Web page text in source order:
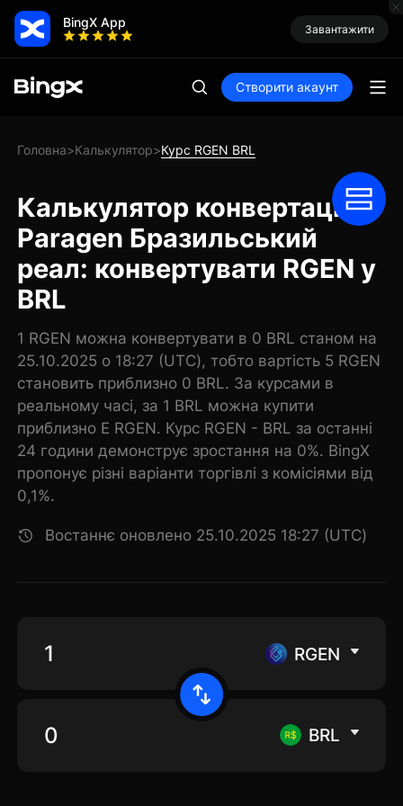
BingX App Завантажити
Створити акаунт
Головна>Калькулятор>Курс RGEN BRL
Калькулятор конвертації
Paragen Бразильський
реал: конвертувати RGEN у
BRL
1 RGEN можна конвертувати в 0 BRL станом на
25.10.2025 о 18:27 (UTC), тобто вартість 5 RGEN
становить приблизно 0 BRL. За курсами в
реальному часі, за 1 BRL можна купити
приблизно E RGEN. Курс RGEN - BRL за останні
24 години демонструє зростання на 0%. BingX
пропонує різні варіанти торгівлі з комісіями від
0,1%.
Востаннє оновлено 25.10.2025 18:27 (UTC)
RGEN
BRL